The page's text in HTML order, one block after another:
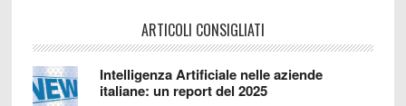
ARTICOLI CONSIGLIATI
Intelligenza Artificiale nelle aziende
italiane: un report del 2025